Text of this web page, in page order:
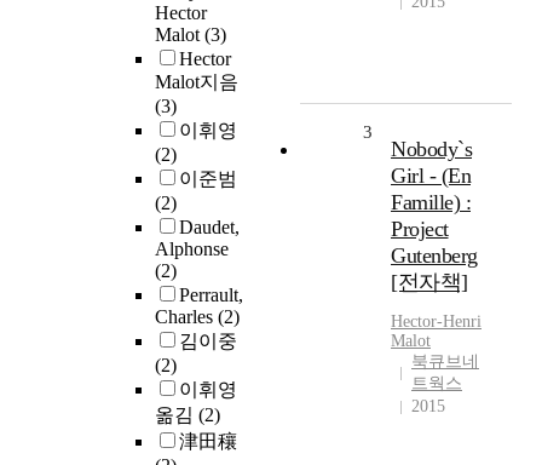
Hector
Malot(3)
Hector
Malot지음
(3)
이휘영
(2)
이준범
(2)
Daudet,
Alphonse
(2)
Perrault,
Charles (2)
김이중
(2)
이휘영
옮김 (2)
津田穰
3
Nobody`s
Girl - (En
Famille) :
Project
Gutenberg
[전자책]
Hector-Henri
Malot
북큐브네
트웍스
2015